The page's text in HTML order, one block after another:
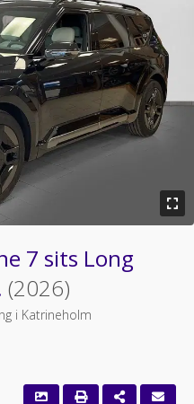
7 sits Long
(2026)
i Katrineholm